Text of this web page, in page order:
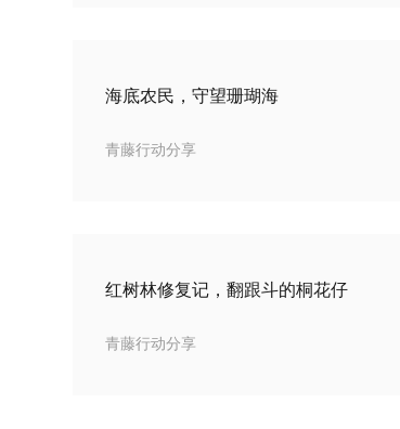
海底农民，守望珊瑚海
青藤行动分享
红树林修复记，翻跟斗的桐花仔
青藤行动分享